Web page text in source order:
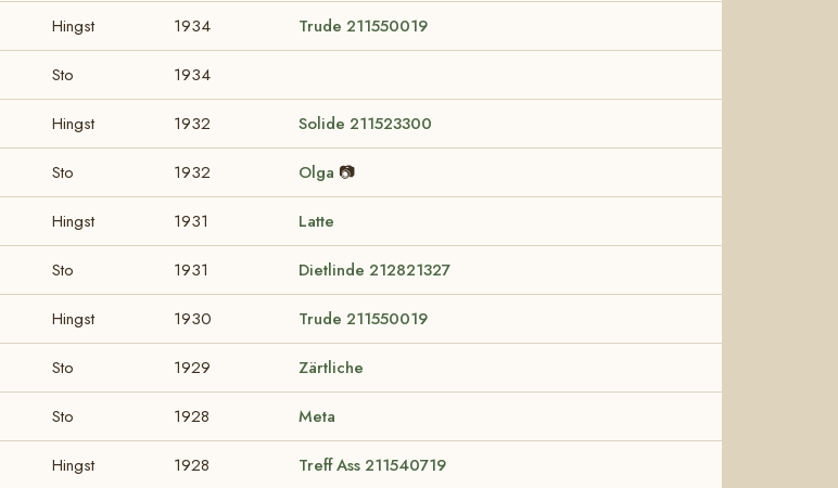
Hingst 1934 Trude 211550019
Sto 1934
Hingst 1932 Solide 211523300
Sto 1932 Olga 📷
Hingst 1931 Latte
Sto 1931 Dietlinde 212821327
Hingst 1930 Trude 211550019
Sto 1929 Zärtliche
Sto 1928 Meta
Hingst 1928 Treff Ass 211540719